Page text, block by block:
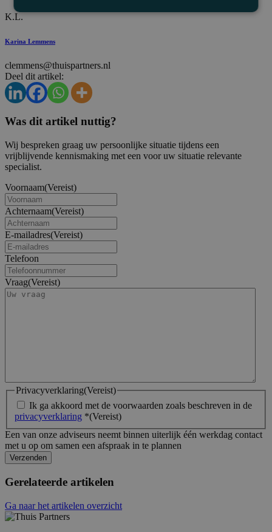
K.L.
Karina Lemmens
clemmens@thuispartners.nl
Deel dit artikel:
Was dit artikel nuttig?
Wij bespreken graag uw persoonlijke situatie tijdens een
vrijblijvende kennismaking met een voor uw situatie relevante
specialist.
Voornaam(Vereist)
Achternaam(Vereist)
E-mailadres(Vereist)
Telefoon
Vraag(Vereist)
Privacyverklaring(Vereist)
Ik ga akkoord met de voorwaarden zoals beschreven in de
privacyverklaring *(Vereist)
Een van onze adviseurs neemt binnen uiterlijk één werkdag contact
met u op om samen een afspraak in te plannen
Gerelateerde artikelen
Ga naar het artikelen overzicht